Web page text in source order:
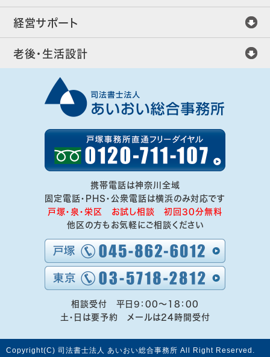
経営サポート
老後・生活設計
携帯電話は神奈川全域
固定電話・PHS・公衆電話は横浜のみ対応です
戸塚・泉・栄区 お試し相談 初回30分無料
他区の方もお気軽にご相談ください
相談受付 平日9：00～18：00
土・日は要予約 メールは24時間受付
Copyright(C) 司法書士法人 あいおい総合事務所 All Right Reserved.